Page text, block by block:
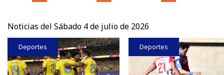
Noticias del Sábado 4 de julio de 2026
Deportes Deportes